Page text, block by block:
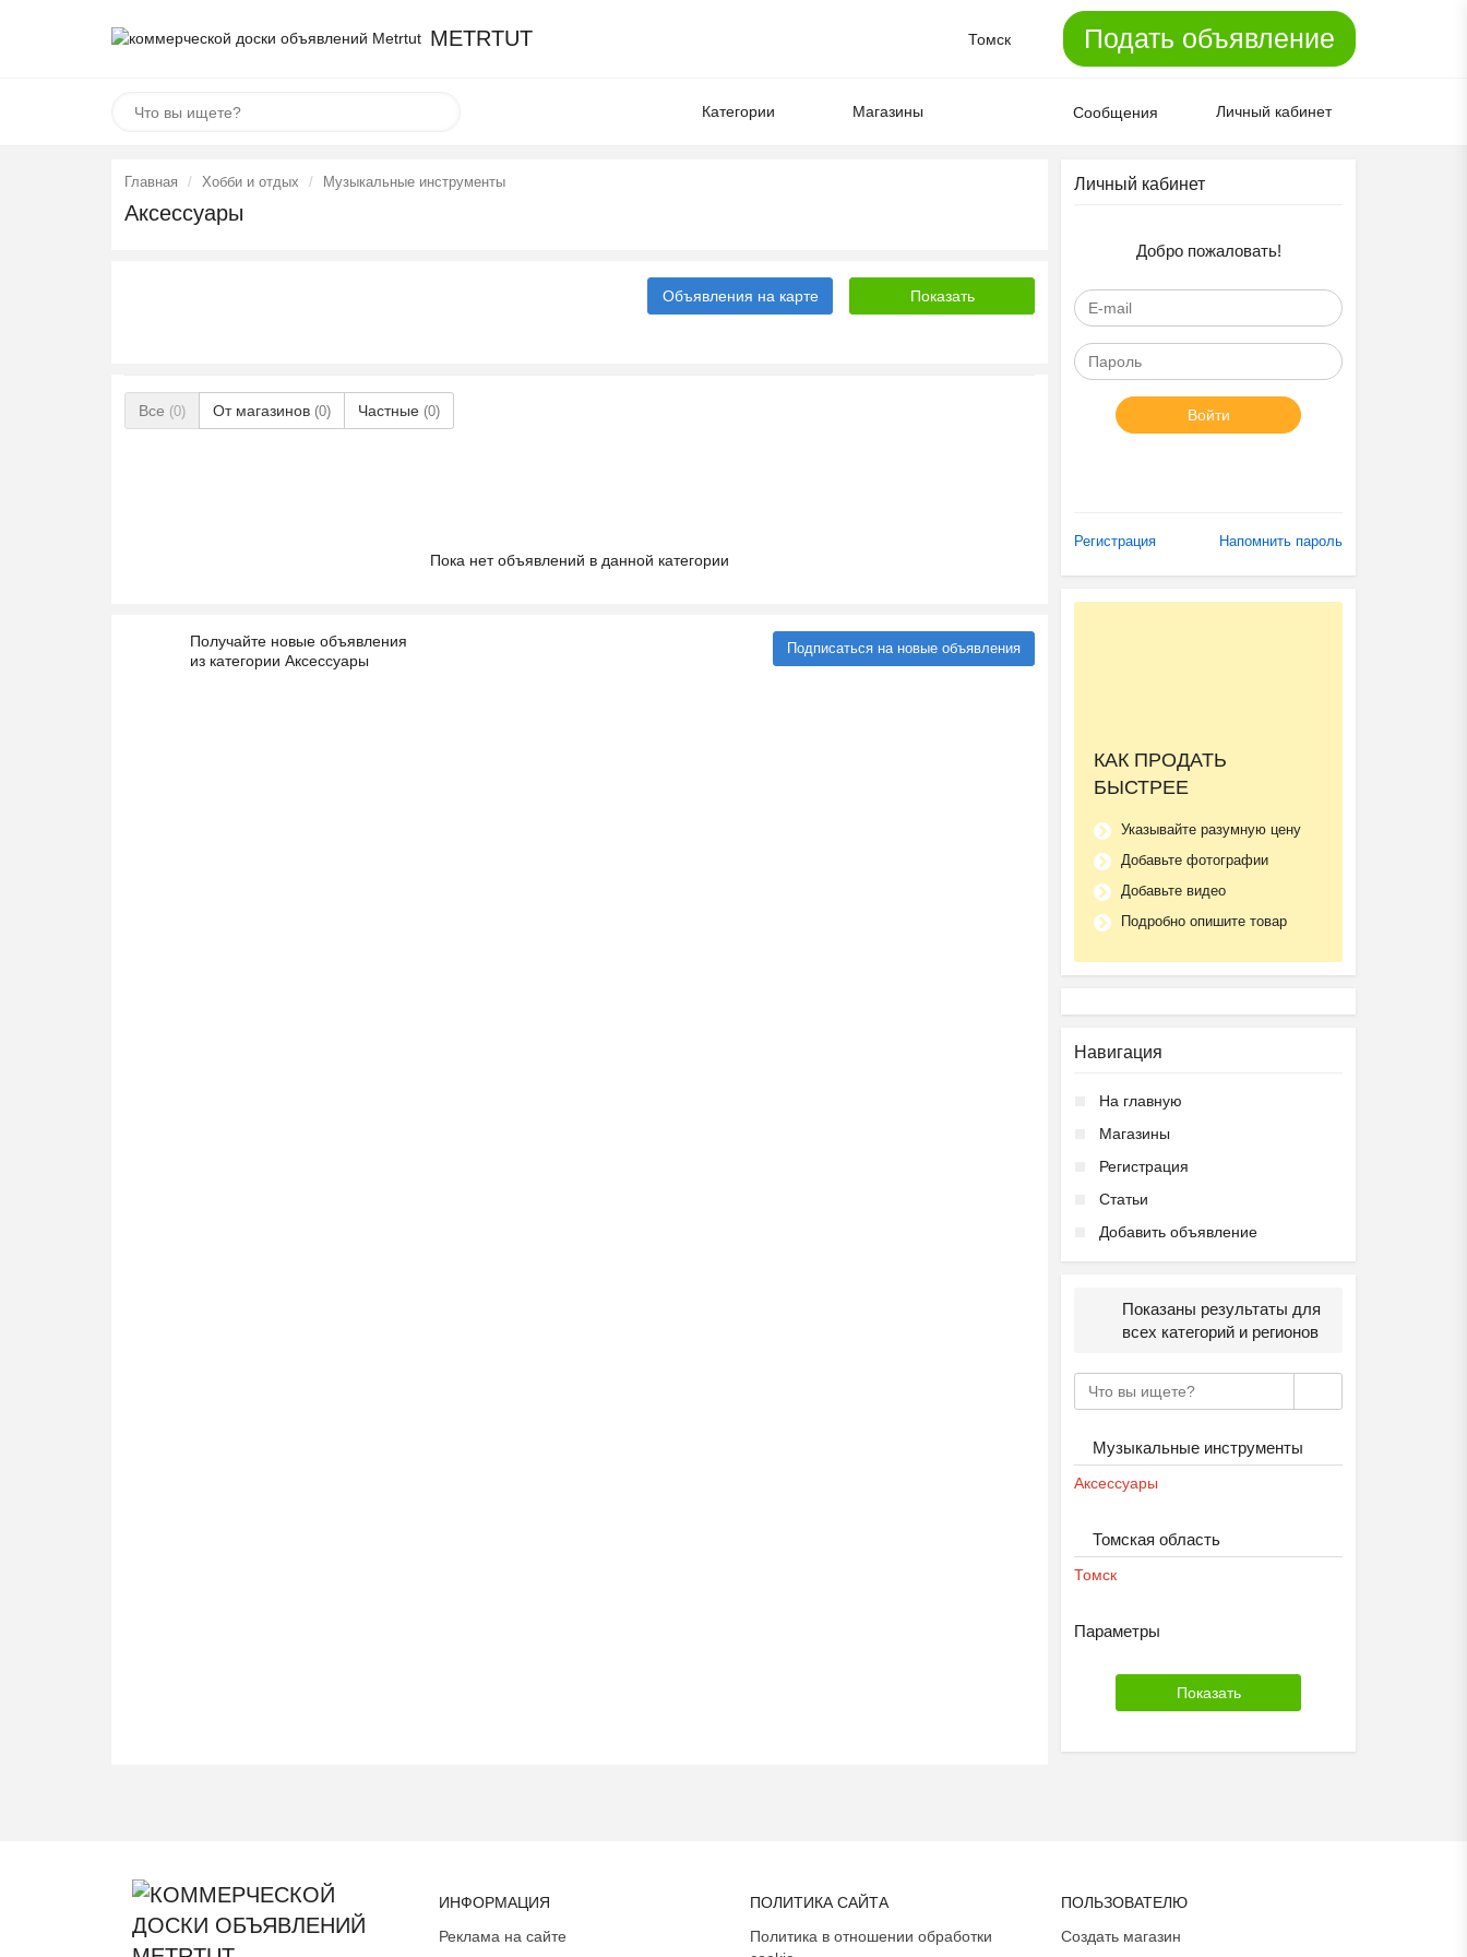
METRTUT Томск Подать объявление
Категории Магазины Сообщения Личный кабинет
Главная Хобби и отдых Музыкальные инструменты
Аксессуары
Объявления на карте
Все (0) От магазинов (0) Частные (0)
Пока нет объявлений в данной категории
Получайте новые объявления
из категории Аксессуары
Подписаться на новые объявления
Личный кабинет
Добро пожаловать!
Войти
Регистрация Напомнить пароль
КАК ПРОДАТЬ
БЫСТРЕЕ
Указывайте разумную цену
Добавьте фотографии
Добавьте видео
Подробно опишите товар
Навигация
На главную
Магазины
Регистрация
Статьи
Добавить объявление
Показаны результаты для
всех категорий и регионов
Музыкальные инструменты
Аксессуары
Томская область
Томск
Параметры
ИНФОРМАЦИЯ
Реклама на сайте
ПОЛИТИКА САЙТА
Политика в отношении обработки
ПОЛЬЗОВАТЕЛЮ
Создать магазин